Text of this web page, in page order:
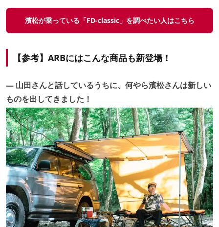
濱松が乗っている「FD-classic」を調べたい人はこちら
【参考】ARBにはこんな商品も新登場！
― 山田さんと話しているうちに、何やら濱松さんは新しい
ものを出してきました！